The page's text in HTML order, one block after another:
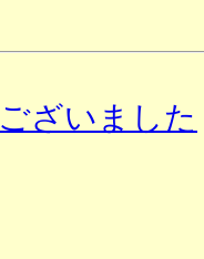
ざいました